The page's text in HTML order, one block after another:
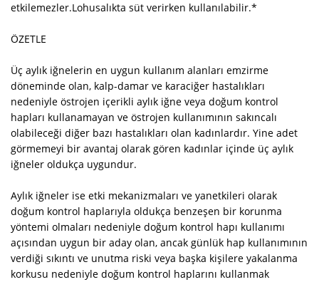
etkilemezler.Lohusalıkta süt verirken kullanılabilir.*
ÖZETLE
Üç aylık iğnelerin en uygun kullanım alanları emzirme
döneminde olan, kalp-damar ve karaciğer hastalıkları
nedeniyle östrojen içerikli aylık iğne veya doğum kontrol
hapları kullanamayan ve östrojen kullanımının sakıncalı
olabileceği diğer bazı hastalıkları olan kadınlardır. Yine adet
görmemeyi bir avantaj olarak gören kadınlar içinde üç aylık
iğneler oldukça uygundur.
Aylık iğneler ise etki mekanizmaları ve yanetkileri olarak
doğum kontrol haplarıyla oldukça benzeşen bir korunma
yöntemi olmaları nedeniyle doğum kontrol hapı kullanımı
açısından uygun bir aday olan, ancak günlük hap kullanımının
verdiği sıkıntı ve unutma riski veya başka kişilere yakalanma
korkusu nedeniyle doğum kontrol haplarını kullanmak